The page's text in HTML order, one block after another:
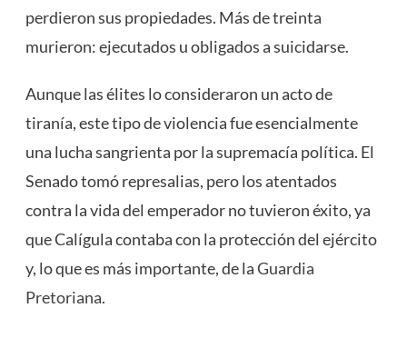
perdieron sus propiedades. Más de treinta
murieron: ejecutados u obligados a suicidarse.
Aunque las élites lo consideraron un acto de
tiranía, este tipo de violencia fue esencialmente
una lucha sangrienta por la supremacía política. El
Senado tomó represalias, pero los atentados
contra la vida del emperador no tuvieron éxito, ya
que Calígula contaba con la protección del ejército
y, lo que es más importante, de laGuardia
Pretoriana.